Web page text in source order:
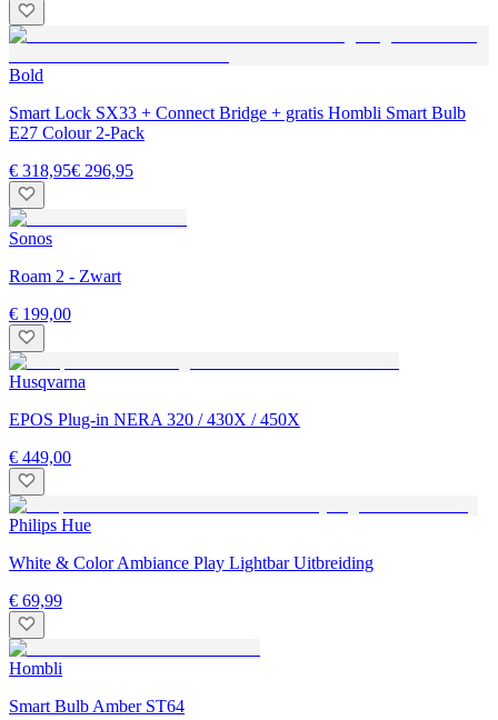
Bold
Smart Lock SX33 + Connect Bridge + gratis Hombli Smart Bulb
E27 Colour 2-Pack
€ 318,95€ 296,95
Sonos
Roam 2 - Zwart
€ 199,00
Husqvarna
EPOS Plug-in NERA 320 / 430X / 450X
€ 449,00
Philips Hue
White & Color Ambiance Play Lightbar Uitbreiding
€ 69,99
Hombli
Smart Bulb Amber ST64